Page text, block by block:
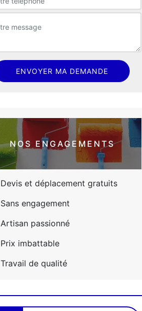
NOS ENGAGEMENTS
Devis et déplacement gratuits
Sans engagement
Artisan passionné
Prix imbattable
Travail de qualité